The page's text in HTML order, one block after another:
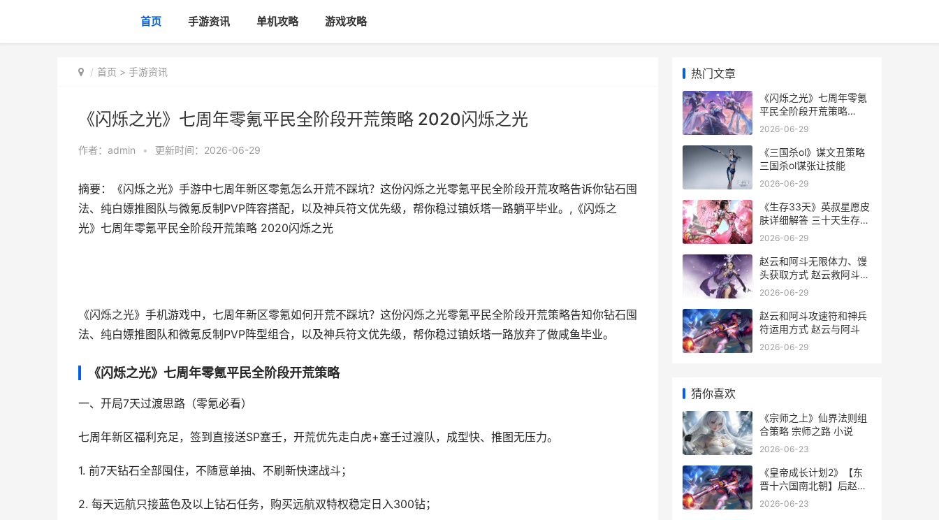
首页 手游资讯 单机攻略 游戏攻略
首页 > 手游资讯
《闪烁之光》七周年零氪平民全阶段开荒策略 2020闪烁之光
作者： admin • 更新时间：2026-06-29
摘要：《闪烁之光》手游中七周年新区零氪怎么开荒不踩坑？这份闪烁之光零氪平民全阶段开荒攻略告诉你钻石囤
法、纯白嫖推图队与微氪反制PVP阵容搭配，以及神兵符文优先级，帮你稳过镇妖塔一路躺平毕业。,《闪烁之
光》七周年零氪平民全阶段开荒策略 2020闪烁之光
《闪烁之光》手机游戏中，七周年新区零氪如何开荒不踩坑？这份闪烁之光零氪平民全阶段开荒策略告知你钻石囤
法、纯白嫖推图队和微氪反制PVP阵型组合，以及神兵符文优先级，帮你稳过镇妖塔一路放弃了做咸鱼毕业。
《闪烁之光》七周年零氪平民全阶段开荒策略
一、开局7天过渡思路（零氪必看）
七周年新区福利充足，签到直接送SP塞壬，开荒优先走白虎+塞壬过渡队，成型快、推图无压力。
1. 前7天钻石全部囤住，不随意单抽、不刷新快速战斗；
2. 每天远航只接蓝色及以上钻石任务，购买远航双特权稳定日入300钻；
热门文章
《闪烁之光》七周年零氪
平民全阶段开荒策略
2020闪烁之光
2026-06-29
《三国杀ol》谋文丑策略
三国杀ol谋张让技能
2026-06-29
《生存33天》英叔星愿皮
肤详细解答 三十天生存游
戏
2026-06-29
赵云和阿斗无限体力、馒
头获取方式 赵云救阿斗几
次
2026-06-29
赵云和阿斗攻速符和神兵
符运用方式 赵云与阿斗
2026-06-29
猜你喜欢
《宗师之上》仙界法则组
合策略 宗师之路 小说
2026-06-23
《皇帝成长计划2》【东
晋十六国南北朝】后赵明
帝
2026-06-23